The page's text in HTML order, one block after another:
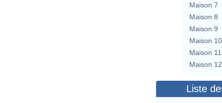
Maison 7
Maison 8
Maison 9
Maison 10
Maison 11
Maison 12
Liste